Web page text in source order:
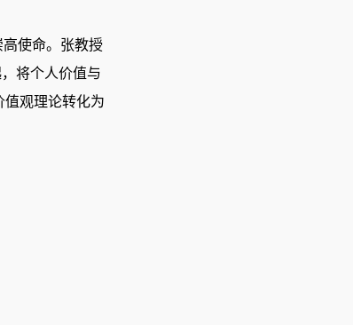
高使命。张教授
将个人价值与
观理论转化为